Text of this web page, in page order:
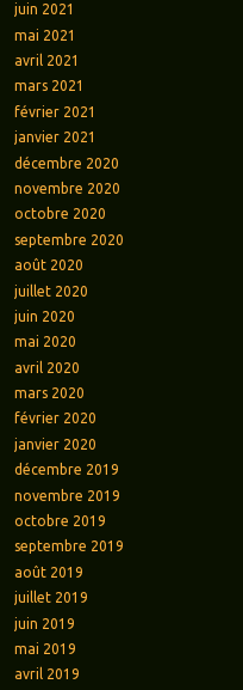
juin 2021
mai 2021
avril 2021
mars 2021
février 2021
janvier 2021
décembre 2020
novembre 2020
octobre 2020
septembre 2020
août 2020
juillet 2020
juin 2020
mai 2020
avril 2020
mars 2020
février 2020
janvier 2020
décembre 2019
novembre 2019
octobre 2019
septembre 2019
août 2019
juillet 2019
juin 2019
mai 2019
avril 2019